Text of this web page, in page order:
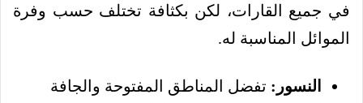
في جميع القارات، لكن بكثافة تختلف حسب وفرة
الموائل المناسبة له.
النسور: تفضل المناطق المفتوحة والجافة